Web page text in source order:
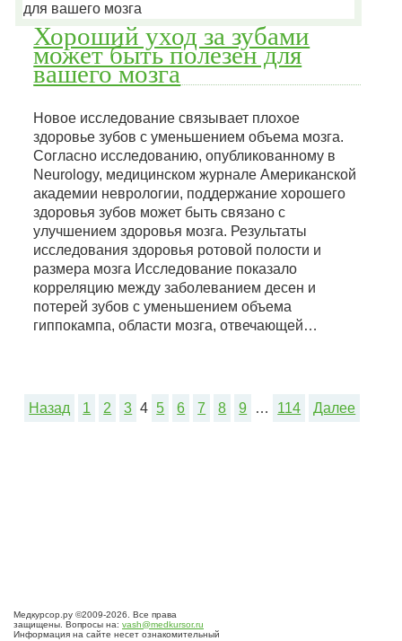
Хороший уход за зубами
может быть полезен для
вашего мозга
Новое исследование связывает плохое
здоровье зубов с уменьшением объема мозга.
Согласно исследованию, опубликованному в
Neurology, медицинском журнале Американской
академии неврологии, поддержание хорошего
здоровья зубов может быть связано с
улучшением здоровья мозга. Результаты
исследования здоровья ротовой полости и
размера мозга Исследование показало
корреляцию между заболеванием десен и
потерей зубов с уменьшением объема
гиппокампа, области мозга, отвечающей…
Назад 1 2 3 4 5 6 7 8 9 … 114 Далее
Медкурсор.ру ©2009-2026. Все права
защищены. Вопросы на: vash@medkursor.ru
Информация на сайте несет ознакомительный